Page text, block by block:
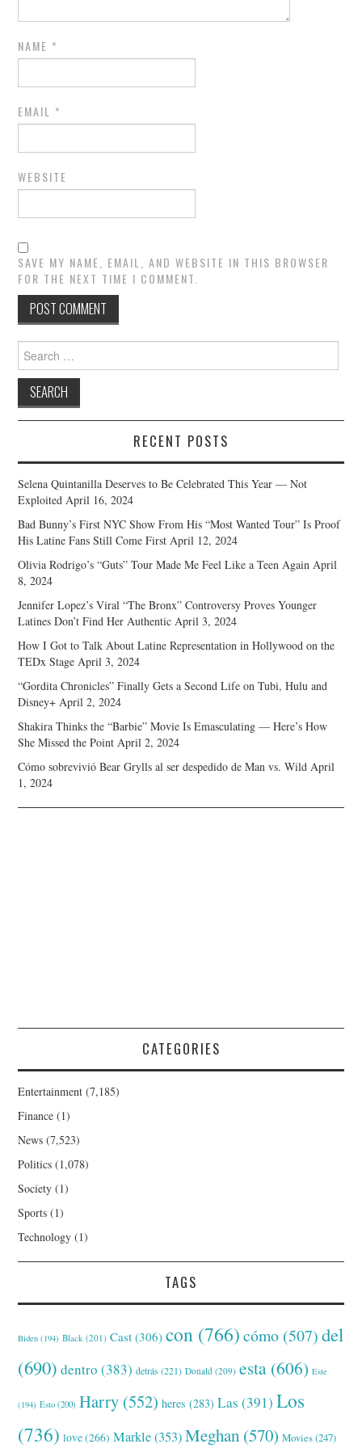
NAME *
EMAIL *
WEBSITE
SAVE MY NAME, EMAIL, AND WEBSITE IN THIS BROWSER
FOR THE NEXT TIME I COMMENT.
for:
RECENT POSTS
Selena Quintanilla Deserves to Be Celebrated This Year — Not
Exploited April 16, 2024
Bad Bunny’s First NYC Show From His “Most Wanted Tour” Is Proof
His Latine Fans Still Come First April 12, 2024
Olivia Rodrigo’s “Guts” Tour Made Me Feel Like a Teen Again April
8, 2024
Jennifer Lopez’s Viral “The Bronx” Controversy Proves Younger
Latines Don’t Find Her Authentic April 3, 2024
How I Got to Talk About Latine Representation in Hollywood on the
TEDx Stage April 3, 2024
“Gordita Chronicles” Finally Gets a Second Life on Tubi, Hulu and
Disney+ April 2, 2024
Shakira Thinks the “Barbie” Movie Is Emasculating — Here’s How
She Missed the Point April 2, 2024
Cómo sobrevivió Bear Grylls al ser despedido de Man vs. Wild April
1, 2024
CATEGORIES
Entertainment (7,185)
Finance (1)
News (7,523)
Politics (1,078)
Society (1)
Sports (1)
Technology (1)
TAGS
Biden (194) Black (201) Cast (306) con (766) cómo (507) del
(690) dentro (383) detrás (221) Donald (209) esta (606) Este
(194) Esto (200) Harry (552) heres (283) Las (391) Los
(736) love(266) Markle(353) Meghan (570) Movies(247)